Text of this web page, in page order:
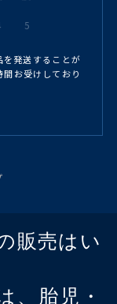
5
発送することが
お受けしており
販売はい
、胎児・